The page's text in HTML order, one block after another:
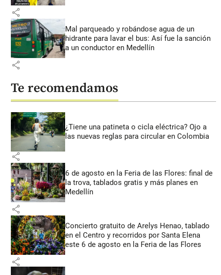
share
Mal parqueado y robándose agua de un
hidrante para lavar el bus: Así fue la sanción
a un conductor en Medellín
share
Te recomendamos
¿Tiene una patineta o cicla eléctrica? Ojo a
las nuevas reglas para circular en Colombia
share
6 de agosto en la Feria de las Flores: final de
la trova, tablados gratis y más planes en
Medellín
share
Concierto gratuito de Arelys Henao, tablado
en el Centro y recorridos por Santa Elena
este 6 de agosto en la Feria de las Flores
share